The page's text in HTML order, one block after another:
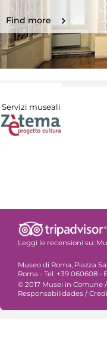
Find more
Servizi museali
Leggi le recensioni su:
Museo di Roma, Piazza
Roma - Tel. +39 060608
© 2017 Musei in Comune /
Responsabilidades /